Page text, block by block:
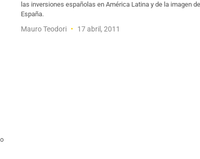
las inversiones españolas en América Latina y de la imagen de
España.
Mauro Teodori 17 abril, 2011